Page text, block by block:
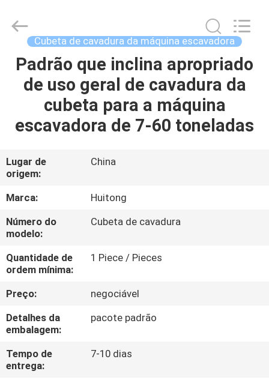
PARA
CASA
PRODUTOS
ESPETÁCULO
VR
SOBRE
NÓS
VISITA
À
FÁBRICA
CONTROLE
Huitong
Machinery
Reserved.
Cubeta de cavadura da máquina escavadora
Padrão que inclina apropriado
de uso geral de cavadura da
cubeta para a máquina
escavadora de 7-60 toneladas
Lugar de
origem:
China
Marca:
Huitong
Número do
modelo:
Cubeta de cavadura
Quantidade de
ordem mínima:
1 Piece / Pieces
Preço:
negociável
Detalhes da
embalagem:
pacote padrão
Tempo de
entrega:
7-10 dias